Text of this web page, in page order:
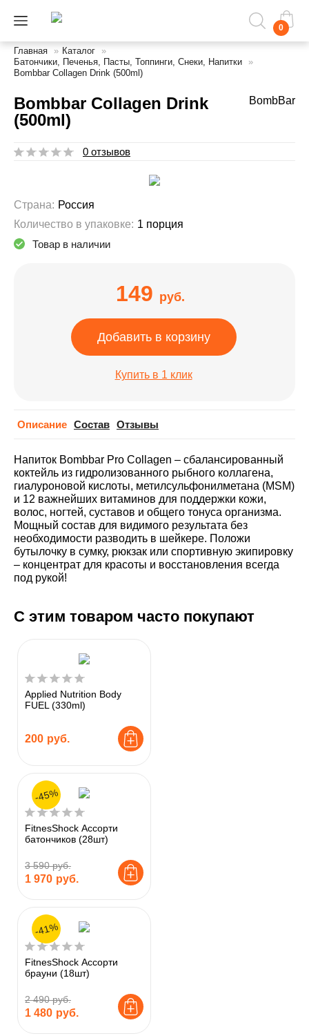
0
Главная » Каталог
»
Батончики, Печенья, Пасты, Топпинги, Снеки, Напитки
»
Bombbar Collagen Drink (500ml)
Bombbar Collagen Drink
(500ml)
BombBar
0 отзывов
Страна: Россия
Количество в упаковке: 1 порция
Товар в наличии
149 руб.
Добавить в корзину
Купить в 1 клик
Описание Cостав Отзывы
Напиток Bombbar Pro Collagen – сбалансированный
коктейль из гидролизованного рыбного коллагена,
гиалуроновой кислоты, метилсульфонилметана (MSM)
и 12 важнейших витаминов для поддержки кожи,
волос, ногтей, суставов и общего тонуса организма.
Мощный состав для видимого результата без
необходимости разводить в шейкере. Положи
бутылочку в сумку, рюкзак или спортивную экипировку
– концентрат для красоты и восстановления всегда
под рукой!
С этим товаром часто покупают
Applied Nutrition Body
FUEL (330ml)
200 руб.
FitnesShock Ассорти
батончиков (28шт)
3 590 руб.
1 970 руб.
-45%
FitnesShock Ассорти
брауни (18шт)
2 490 руб.
1 480 руб.
-41%